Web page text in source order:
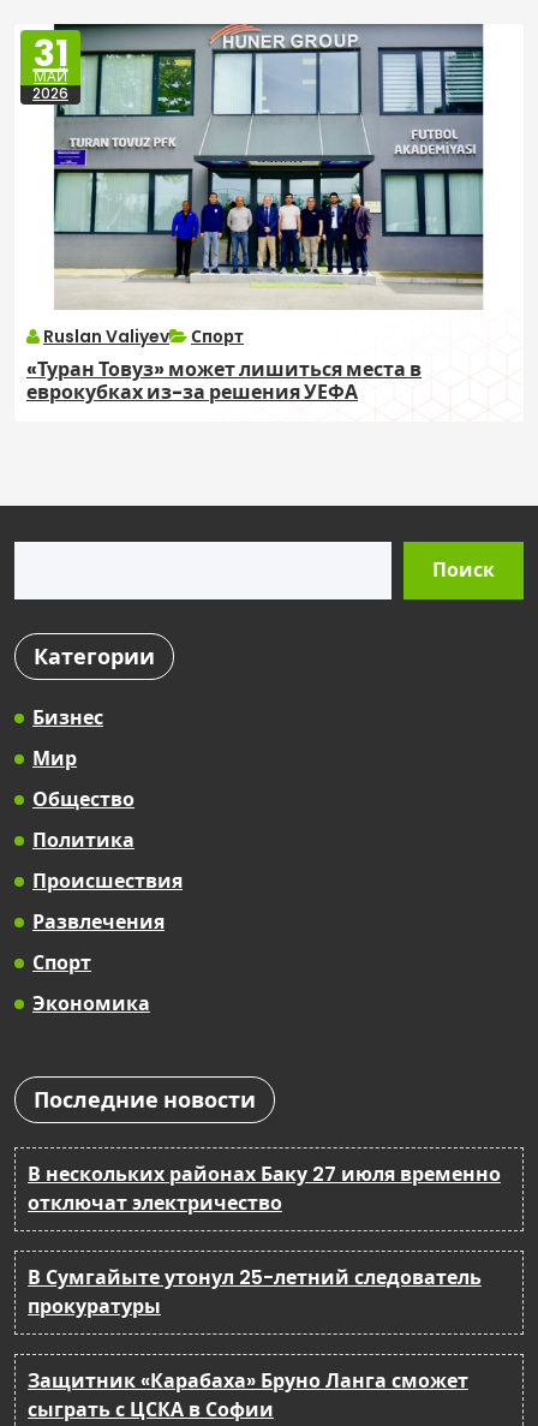
31
МАЙ
2026
Ruslan Valiyev Спорт
«Туран Товуз» может лишиться места в
еврокубках из-за решения УЕФА
Поиск
Категории
Бизнес
Мир
Общество
Политика
Происшествия
Развлечения
Спорт
Экономика
Последние новости
В нескольких районах Баку 27 июля временно
отключат электричество
В Сумгайыте утонул 25-летний следователь
прокуратуры
Защитник «Карабаха» Бруно Ланга сможет
сыграть с ЦСКА в Софии